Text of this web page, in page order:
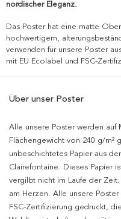
nordischer Eleganz.
Das Poster hat eine matte
hochwertigem,
verwenden für unsere Poster
mit EU Ecolabel und FSC-
Über unser Poster
Alle unsere Poster werden
Flächengewicht von 240 g/m²
unbeschichtetes Papier aus
Clairefontaine. Dieses Papier
vergilbt nicht im Laufe der
am Herzen. Alle unsere
FSC-Zertifizierung gedruckt,